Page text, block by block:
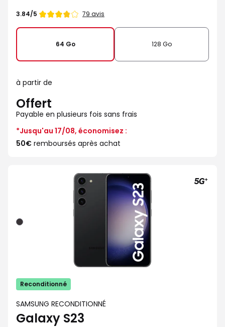
Note
3.84/5 79 avis
64 Go 128 Go
à partir de
Offert
Payable en plusieurs fois sans frais
*Jusqu'au 17/08, économisez :
50€ remboursés après achat
Noir
Reconditionné
SAMSUNG RECONDITIONNÉ
Galaxy S23